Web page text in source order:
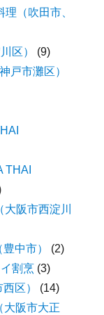
（吹田市、
区）
(9)
戸市灘区）
THAI
阪市西淀川
中市）
(2)
割烹 (3)
区）
(14)
大阪市大正